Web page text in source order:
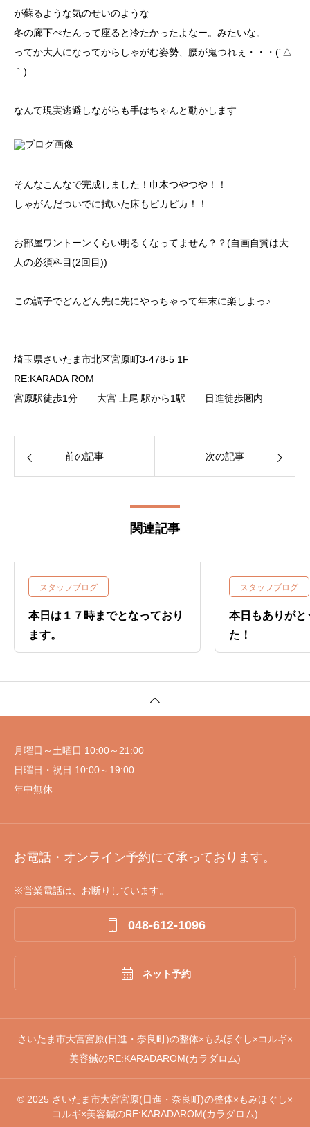
が蘇るような気のせいのような
冬の廊下ぺたんって座ると冷たかったよなー。みたいな。
ってか大人になってからしゃがむ姿勢、腰が鬼つれぇ・・・(´△
｀)
なんて現実逃避しながらも手はちゃんと動かします
そんなこんなで完成しました！巾木つやつや！！
しゃがんだついでに拭いた床もピカピカ！！
お部屋ワントーンくらい明るくなってません？？(自画自賛は大
人の必須科目(2回目))
この調子でどんどん先に先にやっちゃって年末に楽しよっ♪
埼玉県さいたま市北区宮原町3-478-5 1F
RE:KARADA ROM
宮原駅徒歩1分 大宮 上尾 駅から1駅 日進徒歩圏内
前の記事 次の記事
関連記事
スタッフブログ
本日は１７時までとなっており
ます。
スタッフブログ
本日もありがと
た！
月曜日～土曜日 10:00～21:00
日曜日・祝日 10:00～19:00
年中無休
お電話・オンライン予約にて承っております。
※営業電話は、お断りしています。
 048-612-1096
 ネット予約
さいたま市大宮宮原(日進・奈良町)の整体×もみほぐし×コルギ×
美容鍼のRE:KARADAROM(カラダロム)
© 2025 さいたま市大宮宮原(日進・奈良町)の整体×もみほぐし×
コルギ×美容鍼のRE:KARADAROM(カラダロム)